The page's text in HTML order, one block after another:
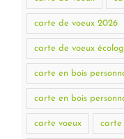
carte de voeux 2026
carte de voeux
carte en bois
carte en bois
carte voeux carte